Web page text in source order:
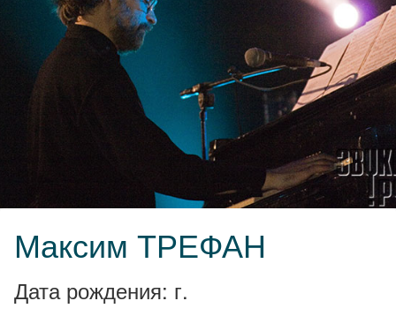
Максим ТРЕФАН
Дата рождения: г.